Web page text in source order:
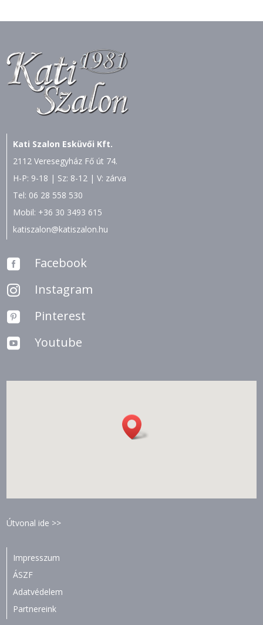
Kati Szalon Esküvői Kft.
2112 Veresegyház Fő út 74.
H-P: 9-18 | Sz: 8-12 | V: zárva
Tel: 06 28 558 530
Mobil: +36 30 3493 615
katiszalon@katiszalon.hu
 Facebook
 Instagram
 Pinterest
 Youtube
Útvonal ide >>
Impresszum
ÁSZF
Adatvédelem
Partnereink